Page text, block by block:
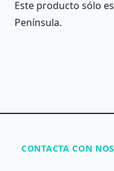
Este producto sólo
Península.
CONTACTA CON